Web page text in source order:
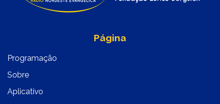
Página
Programação
Sobre
Aplicativo